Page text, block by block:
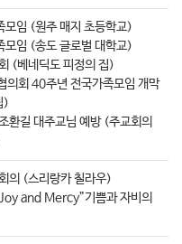
임 (원주 매지 초등학교)
임 (송도 글로벌 대학교)
(베네딕도 피정의 집)
회 40주년 전국가족모임 개막
)
길 대주교님 예방 (주교회의
(스리랑카 칠라우)
and Mercy”기쁨과 자비의